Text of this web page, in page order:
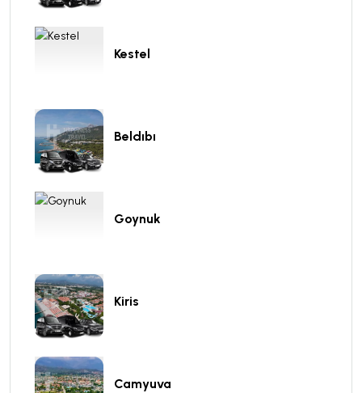
Kestel
Beldıbı
Goynuk
Kiris
Camyuva